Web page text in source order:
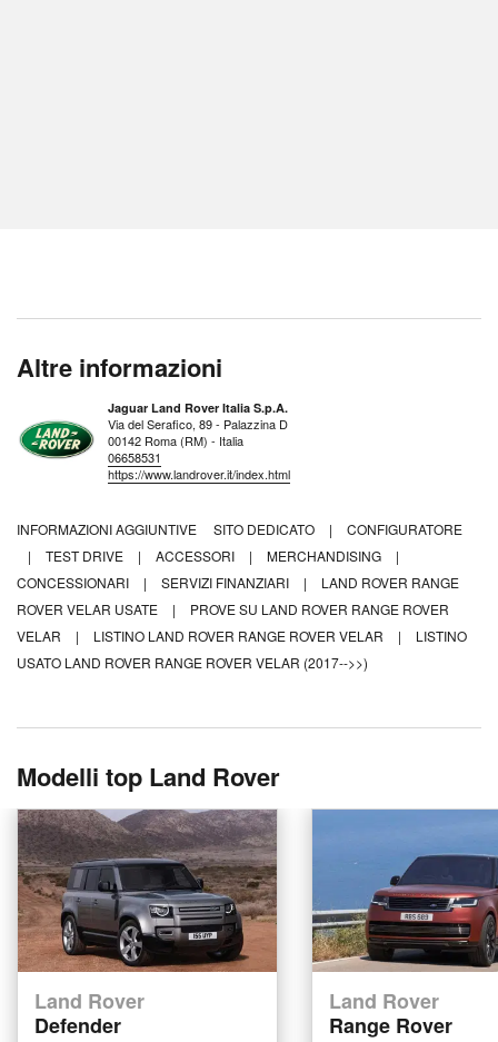
Altre informazioni
Jaguar Land Rover Italia S.p.A.
Via del Serafico, 89 - Palazzina D
00142 Roma (RM) - Italia
06658531
https://www.landrover.it/index.html
INFORMAZIONI AGGIUNTIVE SITO DEDICATO |
CONFIGURATORE
|
TEST DRIVE | ACCESSORI | MERCHANDISING
|
CONCESSIONARI
| SERVIZI FINANZIARI |
LAND ROVER RANGE
ROVER VELAR USATE
|
PROVE SU LAND ROVER RANGE ROVER
VELAR
| LISTINO LAND ROVER RANGE ROVER VELAR |
LISTINO
USATO LAND ROVER RANGE ROVER VELAR (2017-->>)
Modelli top Land Rover
Land Rover
Defender
Land Rover
Range Rover